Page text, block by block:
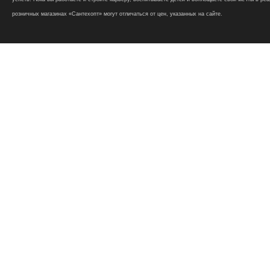
розничных магазинах «Сантехопт» могут отличаться от цен, указанных на сайте.